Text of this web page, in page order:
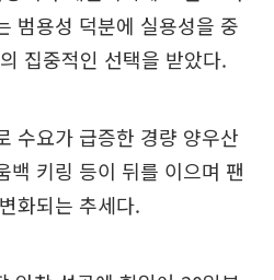
범용성 덕분에 실용성을 중
집중적인 선택을 받았다.
수요가 급증한 경량 양우산
백 키링 등이 뒤를 이으며 팬
화되는 추세다.